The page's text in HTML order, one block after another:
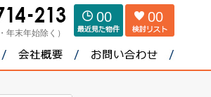
年末年始除く）
00 00